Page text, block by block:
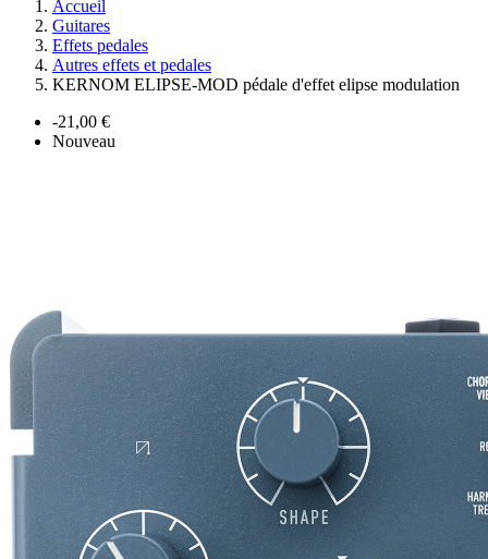
Accueil
Guitares
Effets pedales
Autres effets et pedales
KERNOM ELIPSE-MOD pédale d'effet elipse modulation
-21,00 €
Nouveau